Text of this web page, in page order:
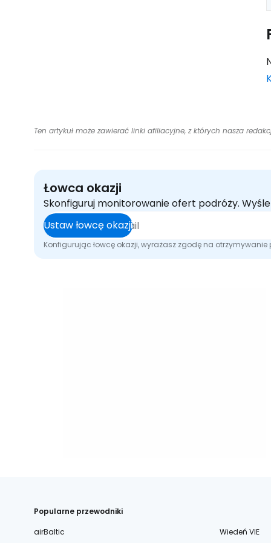
Ten artykuł może zawierać linki afiliacyjne, z których nasza
Łowca okazji
Skonfiguruj monitorowanie ofert podróży.
Ustaw łowcę okazji
Konfigurując łowcę okazji, wyrażasz zgodę na
Popularne przewodniki
airBaltic
Wiedeń VIE